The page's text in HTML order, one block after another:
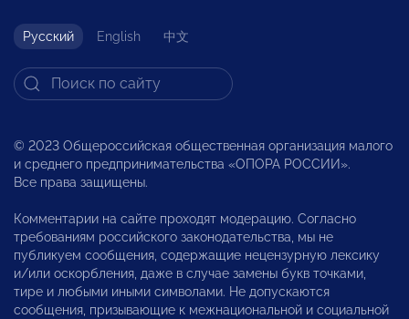
Русский English 中文
© 2023 Общероссийская общественная организация малого
и среднего предпринимательства «ОПОРА РОССИИ».
Все права защищены.
Комментарии на сайте проходят модерацию. Согласно
требованиям российского законодательства, мы не
публикуем сообщения, содержащие нецензурную лексику
и/или оскорбления, даже в случае замены букв точками,
тире и любыми иными символами. Не допускаются
сообщения, призывающие к межнациональной и социальной